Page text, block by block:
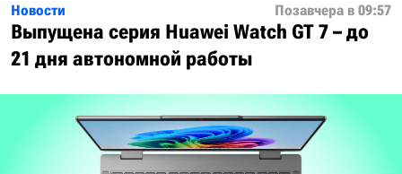
Новости Позавчера в 09:57
Выпущена серия Huawei Watch GT 7 – до
21 дня автономной работы